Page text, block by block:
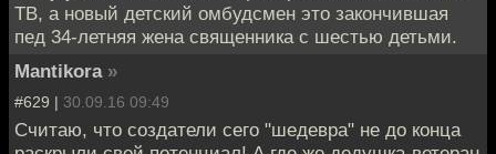
ТВ, а новый детский омбудсмен это закончившая
пед 34-летняя жена священника с шестью детьми.
Mantikora »
#629 | 30.09.16 09:49
Считаю, что создатели сего "шедевра" не до конца